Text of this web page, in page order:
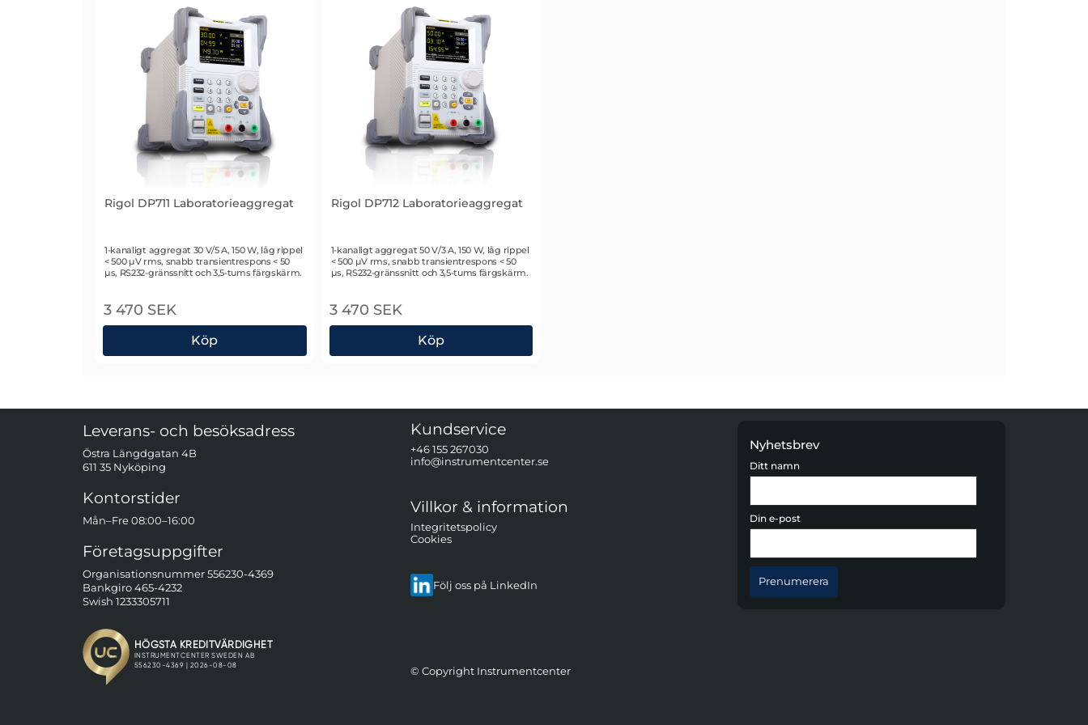
Rigol DP711 Laboratorieaggregat
Art. nr 1939
1-kanaligt aggregat 30 V/5 A, 150 W, låg rippel
< 500 µV rms, snabb transientrespons < 50
µs, RS232-gränssnitt och 3,5-tums färgskärm.
3 470 SEK
Köp
Rigol DP711 Laboratorieaggregat
Rigol DP712 Laboratorieaggregat
Art. nr 1938
1-kanaligt aggregat 50 V/3 A, 150 W, låg rippel
< 500 µV rms, snabb transientrespons < 50
µs, RS232-gränssnitt och 3,5-tums färgskärm.
3 470 SEK
Köp
Rigol DP712 Laboratorieaggregat
Sidfot Blandad info och länkar
Leverans- och besöksadress
Östra Längdgatan 4B
611 35 Nyköping
Kontorstider
Mån–Fre 08:00–16:00
Företagsuppgifter
Organisationsnummer 556230-4369
Bankgiro 465-4232
Swish 1233305711
Kundservice
+46 155 267030
info@instrumentcenter.se
Villkor & information
Integritetspolicy
Cookies
Följ oss på LinkedIn
© Copyright Instrumentcenter
Nyhetsbrev
Ditt namn
Din e-post